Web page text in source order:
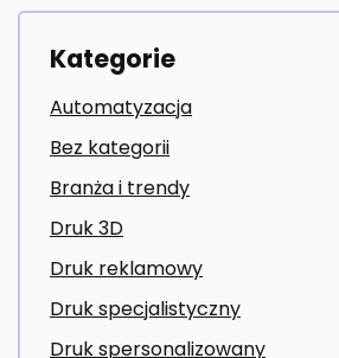
Kategorie
Automatyzacja
Bez kategorii
Branża i trendy
Druk 3D
Druk reklamowy
Druk specjalistyczny
Druk spersonalizowany